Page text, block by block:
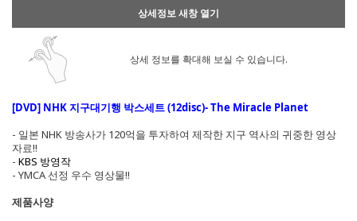
상세정보 새창 열기
상세 정보를 확대해 보실 수 있습니다.
[DVD] NHK 지구대기행 박스세트 (12disc)- The Miracle Planet
- 일본 NHK 방송사가 120억을 투자하여 제작한 지구 역사의 귀중한 영상
자료!!
- KBS 방영작
- YMCA 선정 우수 영상물!!
제품사양